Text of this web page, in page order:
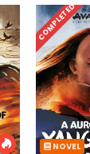
COMPLETED
NOVEL